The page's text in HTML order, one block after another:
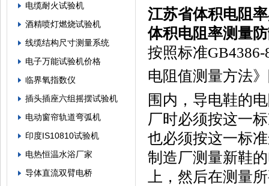
电缆耐火试验机
酒精喷灯燃烧试验机
线缆结构尺寸测量系统
电子万能试验机价格
临界氧指数仪
插头插座六组摇摆试验机
电动窗帘轨道弯弧机
印度IS10810试验机
电热恒温水浴厂家
导体直流双臂电桥
江苏省体积电阻
体积电阻率测量
按照标准
电阻值测量方法
围内，导电鞋的
厂时必须按这一
也必须按这一标
制造厂测量新鞋
上，然后在测量